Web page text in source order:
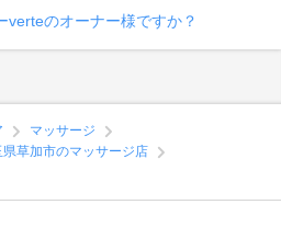
verteのオーナー様ですか？
マッサージ
県草加市のマッサージ店